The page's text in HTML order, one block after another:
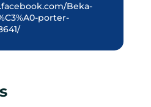
Beka-
porter-